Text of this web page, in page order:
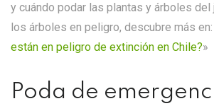
y cuándo podar las plantas y árboles del
los árboles en peligro, descubre más en:
están en peligro de extinción en Chile?»
Poda de